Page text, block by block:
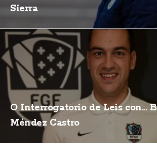
Sierra
O Interrogatorio de Leis con...
Méndez Castro